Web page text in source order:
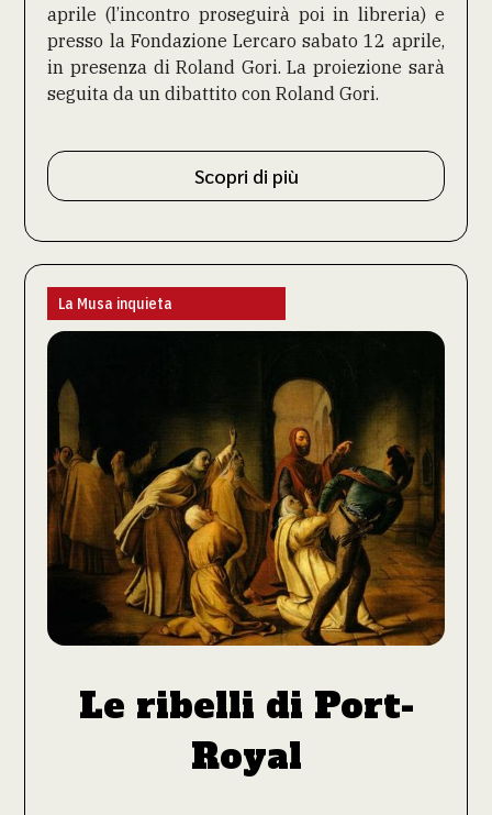
aprile (l’incontro proseguirà poi in libreria) e
presso la Fondazione Lercaro sabato 12 aprile,
in presenza di Roland Gori. La proiezione sarà
seguita da un dibattito con Roland Gori.
Scopri di più
La Musa inquieta
Le ribelli di Port-
Royal